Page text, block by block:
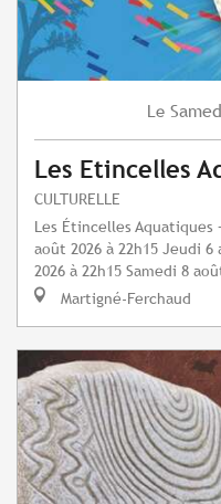
Le
Les Etincelles
CULTURELLE
Les Étincelles Aquatiques
août 2026 à 22h15 Jeudi 6
2026 à 22h15 Samedi 8
Martigné-Ferchaud